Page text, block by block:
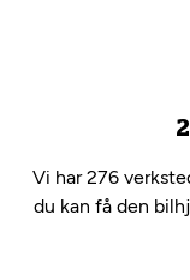
Vi har 276
du kan få den